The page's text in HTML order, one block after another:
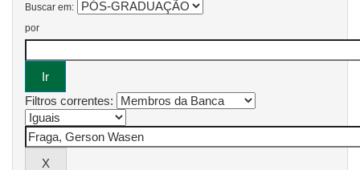
Buscar em:
por
Filtros correntes: